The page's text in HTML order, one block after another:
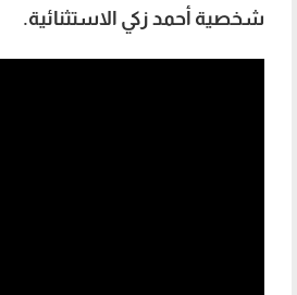
شخصية أحمد زكي الاستثنائية.